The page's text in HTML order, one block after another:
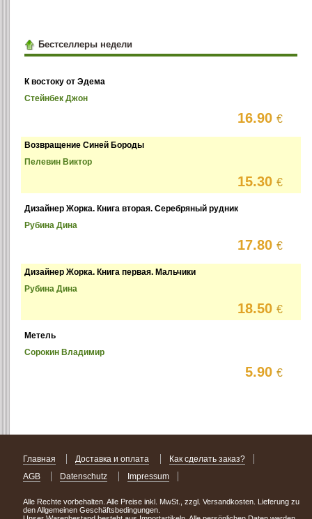
Бестселлеры недели
К востоку от Эдема
Стейнбек Джон
16.90€
Возвращение Синей Бороды
Пелевин Виктор
15.30€
Дизайнер Жорка. Книга вторая. Серебряный рудник
Рубина Дина
17.80€
Дизайнер Жорка. Книга первая. Мальчики
Рубина Дина
18.50€
Метель
Сорокин Владимир
5.90€
Главная Доставка и оплата
Как сделать заказ?
AGB
Datenschutz Impressum
Alle Rechte vorbehalten. Alle Preise inkl. MwSt., zzgl. Versandkosten. Lieferung zu
den Allgemeinen Geschäftsbedingungen.